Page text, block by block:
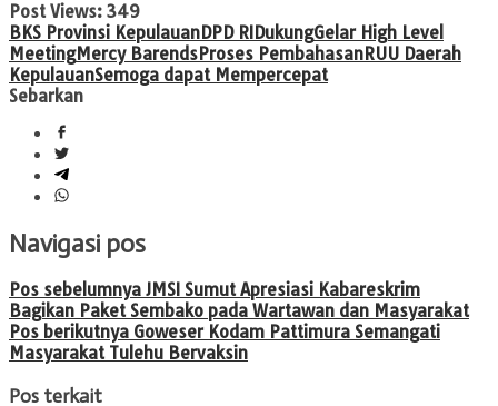
Post Views: 349
BKS Provinsi KepulauanDPD RIDukungGelar High Level
MeetingMercy BarendsProses PembahasanRUU Daerah
KepulauanSemoga dapat Mempercepat
Sebarkan
Navigasi pos
Pos sebelumnya JMSI Sumut Apresiasi Kabareskrim
Bagikan Paket Sembako pada Wartawan dan Masyarakat
Pos berikutnya Goweser Kodam Pattimura Semangati
Masyarakat Tulehu Bervaksin
Pos terkait